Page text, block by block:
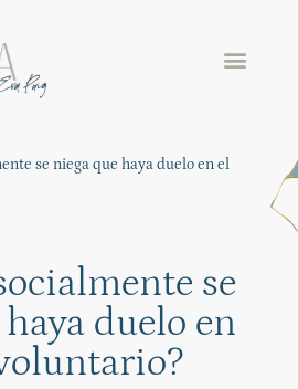
se niega que haya duelo en el
se
duelo en